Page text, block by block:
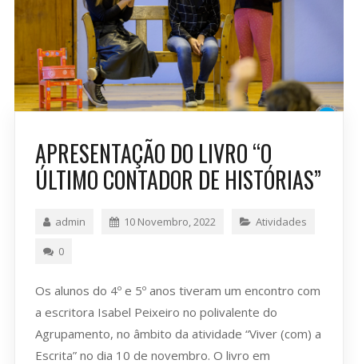
APRESENTAÇÃO DO LIVRO “O
ÚLTIMO CONTADOR DE HISTÓRIAS”
admin 10 Novembro, 2022 Atividades
0
Os alunos do 4º e 5º anos tiveram um encontro com
a escritora Isabel Peixeiro no polivalente do
Agrupamento, no âmbito da atividade “Viver (com) a
Escrita” no dia 10 de novembro. O livro em